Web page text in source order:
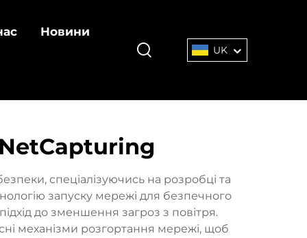
Новини
UK
спеціалізуючись на розробці та
запуску мережі для безпечного
до зменшення загроз з повітря.
механізми розгортання мережі, щоб